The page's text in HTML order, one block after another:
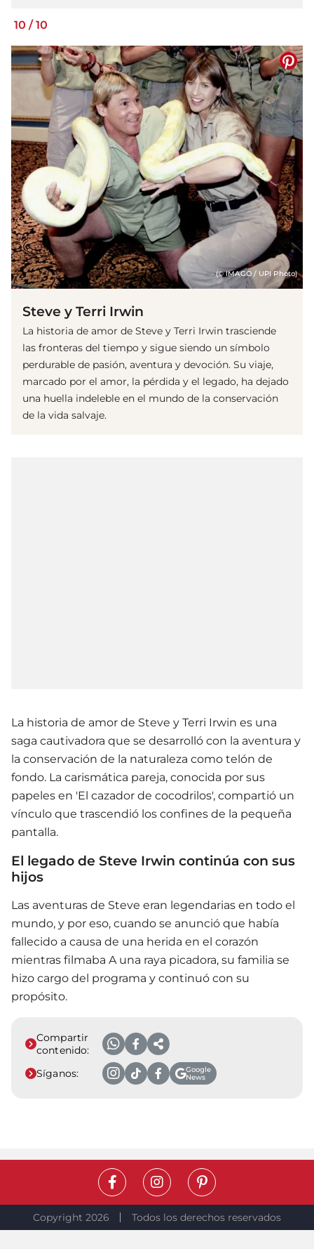
10 /10
(© IMAGO / UPI Photo)
Steve y Terri Irwin
La historia de amor de Steve y Terri Irwin trasciende
las fronteras del tiempo y sigue siendo un símbolo
perdurable de pasión, aventura y devoción. Su viaje,
marcado por el amor, la pérdida y el legado, ha dejado
una huella indeleble en el mundo de la conservación
de la vida salvaje.
La historia de amor de Steve y Terri Irwin es una
saga cautivadora que se desarrolló con la aventura y
la conservación de la naturaleza como telón de
fondo. La carismática pareja, conocida por sus
papeles en 'El cazador de cocodrilos', compartió un
vínculo que trascendió los confines de la pequeña
pantalla.
El legado de Steve Irwin continúa con sus
hijos
Las aventuras de Steve eran legendarias en todo el
mundo, y por eso, cuando se anunció que había
fallecido a causa de una herida en el corazón
mientras filmaba A una raya picadora, su familia se
hizo cargo del programa y continuó con su
propósito.
Compartir
contenido:
Síganos:
Google
News
Copyright 2026 Todos los derechos reservados